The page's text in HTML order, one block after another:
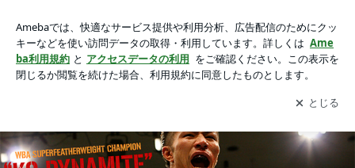
アプリをダウンロードして ブログの更新通知
を受け取りまし
ょう。
開く